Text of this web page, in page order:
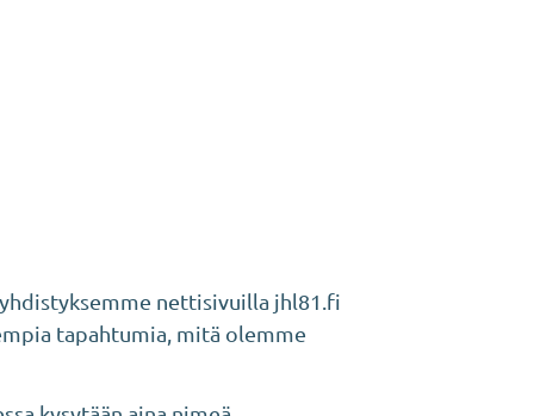
nettisivuilla jhl81.fi
tapahtumia, mitä olemme